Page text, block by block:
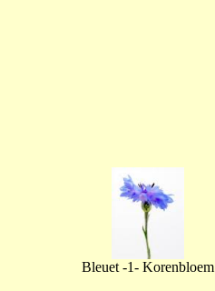
Bleuet -1- Korenbloem